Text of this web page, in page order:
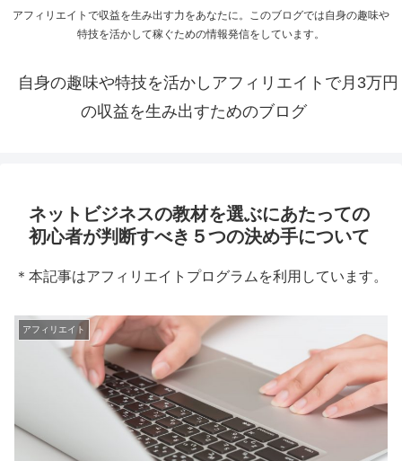
アフィリエイトで収益を生み出す力をあなたに。このブログでは自身の趣味や
特技を活かして稼ぐための情報発信をしています。
自身の趣味や特技を活かしアフィリエイトで月3万円
の収益を生み出すためのブログ
ネットビジネスの教材を選ぶにあたっての
初心者が判断すべき５つの決め手について
＊本記事はアフィリエイトプログラムを利用しています。
アフィリエイト